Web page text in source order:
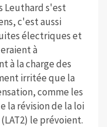
Leuthard s'est
c'est aussi
électriques et
à
à la charge des
irritée que la
comme les
la révision de la loi
le prévoient.